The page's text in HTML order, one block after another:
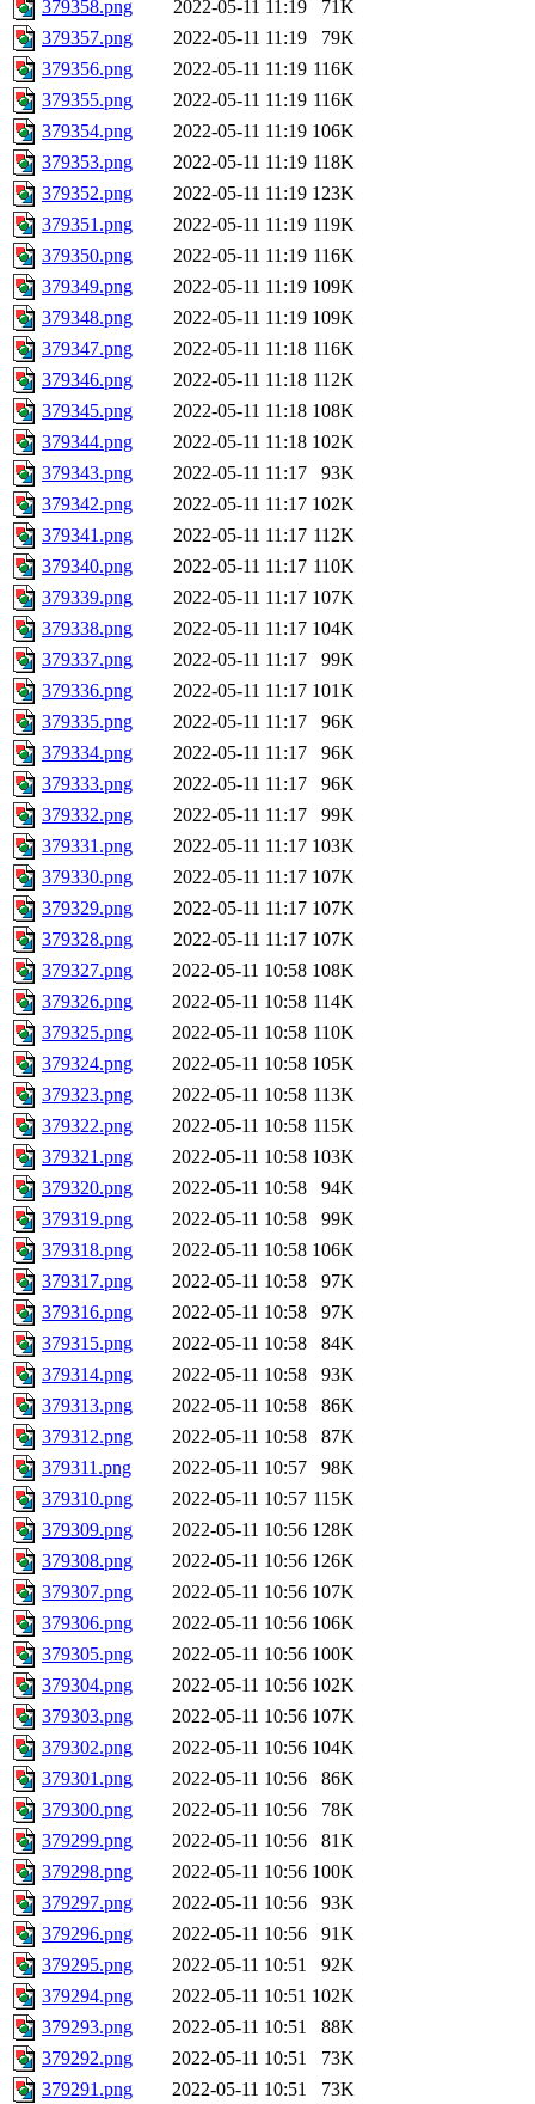
379358.png 2022-05-11 11:19
71K
379357.png
2022-05-11 11:19
79K
379356.png
2022-05-11 11:19 116K
379355.png
2022-05-11 11:19 116K
379354.png
2022-05-11 11:19 106K
379353.png
2022-05-11 11:19 118K
379352.png
2022-05-11 11:19 123K
379351.png
2022-05-11 11:19 119K
379350.png
2022-05-11 11:19 116K
379349.png
2022-05-11 11:19 109K
379348.png
2022-05-11 11:19 109K
379347.png
2022-05-11 11:18 116K
379346.png
2022-05-11 11:18 112K
379345.png
2022-05-11 11:18 108K
379344.png
2022-05-11 11:18 102K
379343.png
2022-05-11 11:17
93K
379342.png
2022-05-11 11:17 102K
379341.png
2022-05-11 11:17 112K
379340.png
2022-05-11 11:17 110K
379339.png
2022-05-11 11:17 107K
379338.png
2022-05-11 11:17 104K
379337.png
2022-05-11 11:17
99K
379336.png
2022-05-11 11:17 101K
379335.png
2022-05-11 11:17
96K
379334.png
2022-05-11 11:17
96K
379333.png
2022-05-11 11:17
96K
379332.png
2022-05-11 11:17
99K
379331.png
2022-05-11 11:17 103K
379330.png
2022-05-11 11:17 107K
379329.png
2022-05-11 11:17 107K
379328.png
2022-05-11 11:17 107K
379327.png
2022-05-11 10:58 108K
379326.png
2022-05-11 10:58 114K
379325.png
2022-05-11 10:58 110K
379324.png
2022-05-11 10:58 105K
379323.png
2022-05-11 10:58 113K
379322.png
2022-05-11 10:58 115K
379321.png
2022-05-11 10:58 103K
379320.png
2022-05-11 10:58
94K
379319.png
2022-05-11 10:58
99K
379318.png
2022-05-11 10:58 106K
379317.png
2022-05-11 10:58
97K
379316.png
2022-05-11 10:58
97K
379315.png
2022-05-11 10:58
84K
379314.png
2022-05-11 10:58
93K
379313.png
2022-05-11 10:58
86K
379312.png
2022-05-11 10:58
87K
379311.png
2022-05-11 10:57
98K
379310.png
2022-05-11 10:57 115K
379309.png
2022-05-11 10:56 128K
379308.png
2022-05-11 10:56 126K
379307.png
2022-05-11 10:56 107K
379306.png
2022-05-11 10:56 106K
379305.png
2022-05-11 10:56 100K
379304.png
2022-05-11 10:56 102K
379303.png
2022-05-11 10:56 107K
379302.png
2022-05-11 10:56 104K
379301.png
2022-05-11 10:56
86K
379300.png
2022-05-11 10:56
78K
379299.png
2022-05-11 10:56
81K
379298.png
2022-05-11 10:56 100K
379297.png
2022-05-11 10:56
93K
379296.png
2022-05-11 10:56
91K
379295.png
2022-05-11 10:51
92K
379294.png
2022-05-11 10:51 102K
379293.png
2022-05-11 10:51
88K
379292.png
2022-05-11 10:51
73K
379291.png
2022-05-11 10:51
73K